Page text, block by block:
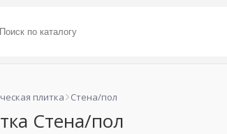
плитка Стена/пол
Стена/пол